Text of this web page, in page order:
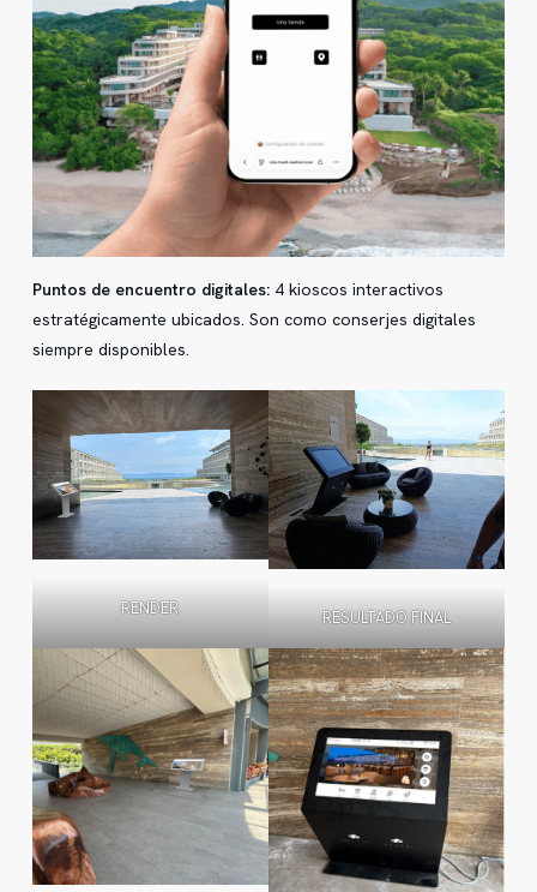
Puntos de encuentro digitales:4 kioscos interactivos
estratégicamente ubicados. Son como conserjes digitales
siempre disponibles.
RENDER RESULTADO FINAL